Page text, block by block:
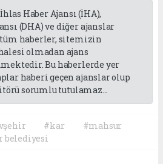
Haber Ajansı (İHA),
(DHA) ve diğer ajanslar
haberler, sitemizin
olmadan ajans
Bu haberlerde yer
haberi geçen ajanslar olup
sorumlu tutulamaz...
#kar
#mahsur
belediyesi